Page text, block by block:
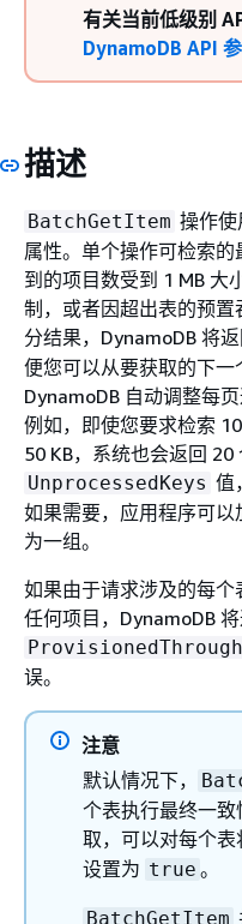
有关当前低级别
DynamoDB API
描述
BatchGetItem 操作
属性。单个操作可检索
到的项目数受到 1 MB 大
制，或者因超出表的预
分结果，DynamoDB 将
便您可以从要获取的下一
DynamoDB 自动调整每
例如，即使您要求检索
50 KB，系统也会返回 20
UnprocessedKeys 值
如果需要，应用程序可
为一组。
如果由于请求涉及的每
任何项目，DynamoDB
误。
注意
默认情况下，
个表执行最终一
取，可以对每个表
设置为 true 。
BatchGetItem